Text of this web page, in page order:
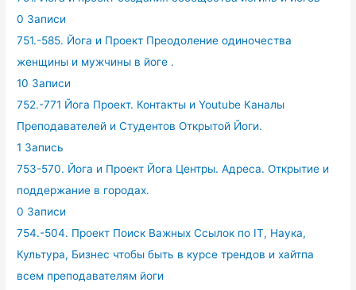
0 Записи
751.-585. Йога и Проект Преодоление одиночества
женщины и мужчины в йоге .
10 Записи
752.-771 Йога Проект. Контакты и Youtube Каналы
Преподавателей и Студентов Открытой Йоги.
1 Запись
753-570. Йога и Проект Йога Центры. Адреса. Открытие и
поддержание в городах.
0 Записи
754.-504. Проект Поиск Важных Ссылок по IT, Наука,
Культура, Бизнес чтобы быть в курсе трендов и хайтпа
всем преподавателям йоги